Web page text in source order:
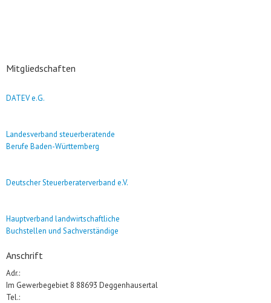
Mitgliedschaften
DATEV e.G.
Landesverband steuerberatende
Berufe Baden-Württemberg
Deutscher Steuerberaterverband e.V.
Hauptverband landwirtschaftliche
Buchstellen und Sachverständige
Anschrift
Adr.:
Im Gewerbegebiet 8 88693 Deggenhausertal
Tel.: